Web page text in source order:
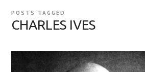
POSTS TAGGED
CHARLES IVES